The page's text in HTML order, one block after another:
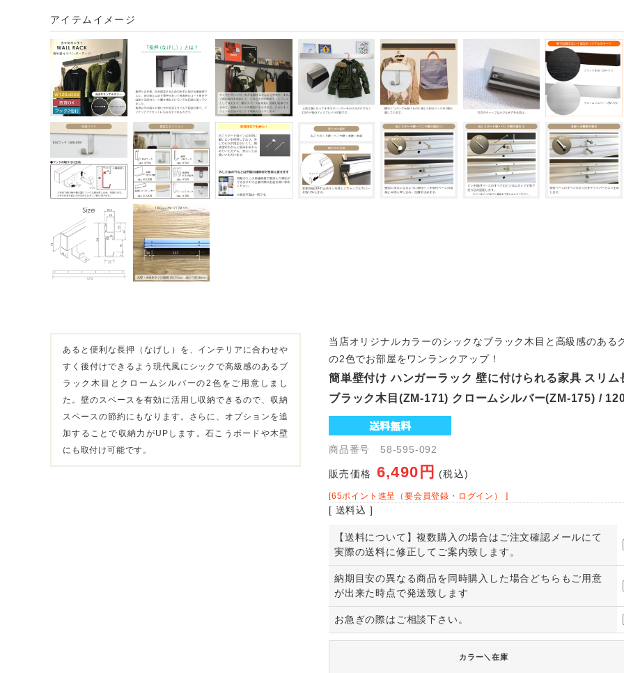
アイテムイメージ
あると便利な長押（なげし）を、インテリアに合わせや
すく後付けできるよう現代風にシックで高級感のあるブ
ラック木目とクロームシルバーの2色をご用意しまし
た。壁のスペースを有効に活用し収納できるので、収納
スペースの節約にもなります。さらに、オプションを追
加することで収納力がUPします。石こうボードや木壁
にも取付け可能です。
当店オリジナルカラーのシックなブラック木目と高級感のある
の2色でお部屋をワンランクアップ！
簡単壁付け ハンガーラック 壁に付けられる家具 スリ
ブラック木目(ZM-171) クロームシルバー(ZM-175) /
商品番号 58-595-092
販売価格 6,490円 (税込)
[65ポイント進呈（要会員登録・ログイン） ]
[ 送料込 ]
【送料について】複数購入の場合はご注文確認メールにて
実際の送料に修正してご案内致します。
納期目安の異なる商品を同時購入した場合どちらもご用意
が出来た時点で発送致します
お急ぎの際はご相談下さい。
カラー＼在庫